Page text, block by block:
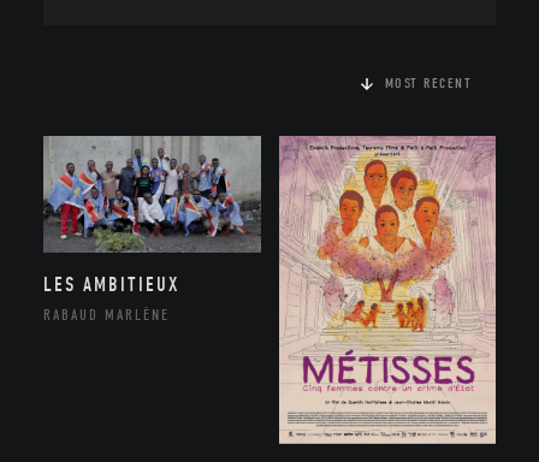
MOST RECENT
LES AMBITIEUX
RABAUD MARLÈNE